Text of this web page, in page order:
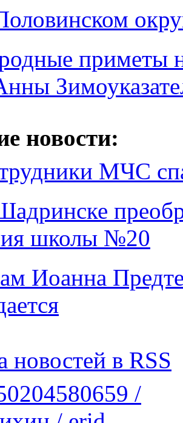
приметы
новости:
МЧС
школы №20
Иоанна
новостей в RSS